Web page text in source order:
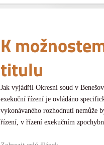
K
titulu
Jak vyjádřil Okresní soud v
exekuční řízení je ovládáno
vykonávaného rozhodnutí nemůže
řízení, v řízení exekučním